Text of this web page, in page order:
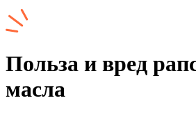
Польза и вред
масла